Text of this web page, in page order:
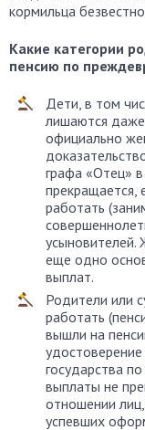
кормильца
Какие категории
пенсию по
Дети, в том
лишаются
официально
графа «Отец»
прекращается,
работать
еще одно
выплат.
Родители или
работать
вышли на
государства
выплаты не
отношении
успевших